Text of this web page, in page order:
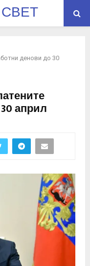
денови до 30
април